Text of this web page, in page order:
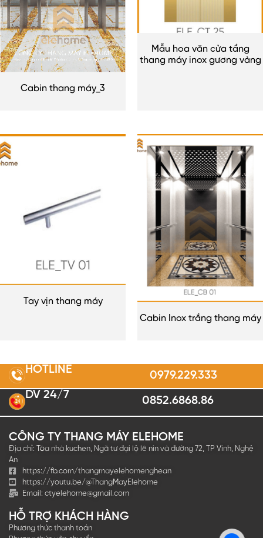
Cabin thang máy_3
Mẫu hoa văn cửa tầng
thang máy inox gương vàng
Tay vịn thang máy
Cabin Inox trắng thang máy
HOTLINE 0979.229.333
24
DV 24/7 0852.6868.86
CÔNG TY THANG MÁY ELEHOME
Địa chỉ: Tòa nhà kuchen, Ngã tư đại lộ lê nin và đường 72, TP Vinh, Nghệ
An
https://fb.com/thangmayelehomenghean
https://youtu.be/@ThangMayElehome
Email: ctyelehome@gmail.com
HỖ TRỢ KHÁCH HÀNG
Phương thức thanh toán